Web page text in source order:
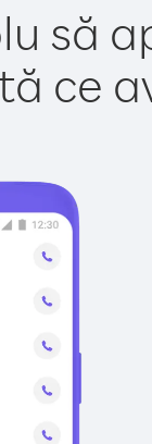
să
ce